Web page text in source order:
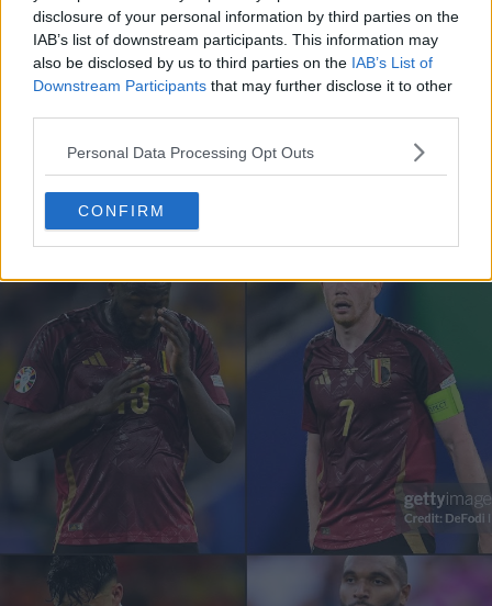
disclosure of your personal information by third parties on the
IAB’s list of downstream participants. This information may
also be disclosed by us to third parties on the IAB’s List of
Downstream Participants that may further disclose it to other
Personal Data Processing Opt Outs
CONFIRM
ultime stagioni. Nonostante l'introduzione di nuove
tecnologie tessili, non è ancora stata trovata una
soluzione definitiva al problema del sudore, che diventa
molto evidente in condizioni di caldo.